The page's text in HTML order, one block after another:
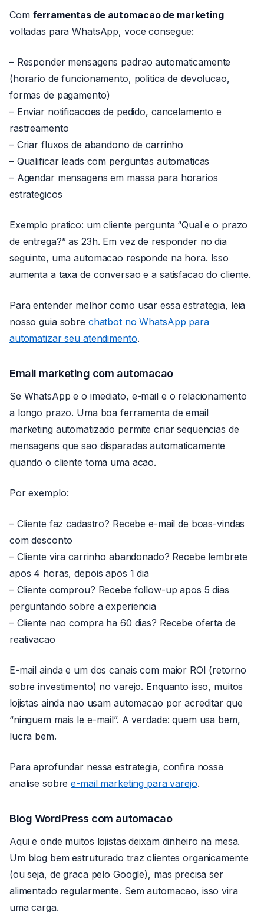
Com ferramentas de automacao de marketing
voltadas para WhatsApp, voce consegue:
– Responder mensagens padrao automaticamente
(horario de funcionamento, politica de devolucao,
formas de pagamento)
– Enviar notificacoes de pedido, cancelamento e
rastreamento
– Criar fluxos de abandono de carrinho
– Qualificar leads com perguntas automaticas
– Agendar mensagens em massa para horarios
estrategicos
Exemplo pratico: um cliente pergunta “Qual e o prazo
de entrega?” as 23h. Em vez de responder no dia
seguinte, uma automacao responde na hora. Isso
aumenta a taxa de conversao e a satisfacao do cliente.
Para entender melhor como usar essa estrategia, leia
nosso guia sobre chatbot no WhatsApp para
automatizar seu atendimento.
Email marketing com automacao
Se WhatsApp e o imediato, e-mail e o relacionamento
a longo prazo. Uma boa ferramenta de email
marketing automatizado permite criar sequencias de
mensagens que sao disparadas automaticamente
quando o cliente toma uma acao.
Por exemplo:
– Cliente faz cadastro? Recebe e-mail de boas-vindas
com desconto
– Cliente vira carrinho abandonado? Recebe lembrete
apos 4 horas, depois apos 1 dia
– Cliente comprou? Recebe follow-up apos 5 dias
perguntando sobre a experiencia
– Cliente nao compra ha 60 dias? Recebe oferta de
reativacao
E-mail ainda e um dos canais com maior ROI (retorno
sobre investimento) no varejo. Enquanto isso, muitos
lojistas ainda nao usam automacao por acreditar que
“ninguem mais le e-mail”. A verdade: quem usa bem,
lucra bem.
Para aprofundar nessa estrategia, confira nossa
analise sobree-mail marketing para varejo.
Blog WordPress com automacao
Aqui e onde muitos lojistas deixam dinheiro na mesa.
Um blog bem estruturado traz clientes organicamente
(ou seja, de graca pelo Google), mas precisa ser
alimentado regularmente. Sem automacao, isso vira
uma carga.